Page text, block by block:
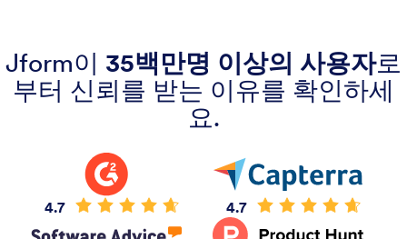
Jform이 35백만명 이상의 사용자로
부터 신뢰를 받는 이유를 확인하세
요.
4.7 4.7